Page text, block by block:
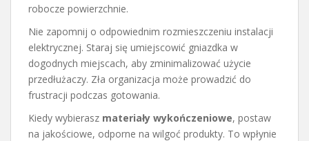
robocze powierzchnie.
Nie zapomnij o odpowiednim rozmieszczeniu instalacji
elektrycznej. Staraj się umiejscowić gniazdka w
dogodnych miejscach, aby zminimalizować użycie
przedłużaczy. Zła organizacja może prowadzić do
frustracji podczas gotowania.
Kiedy wybierasz materiały wykończeniowe, postaw
na jakościowe, odporne na wilgoć produkty. To wpłynie